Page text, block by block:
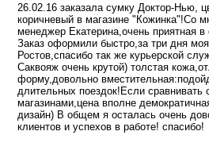
26.02.16 заказала сумку Доктор-Нью,
коричневый в магазине "Кожинка"!Со
менеджер Екатерина,очень приятная
Заказ оформили быстро,за три дня
Ростов,спасибо так же курьерской
Саквояж очень крутой) толстая
форму,довольно
длительных поездок!Если сравнивать
магазинами,цена вполне
дизайн) В общем я осталась очень
клиентов и успехов в работе! спасибо!